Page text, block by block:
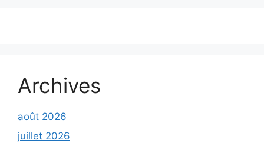
Archives
août 2026
juillet 2026